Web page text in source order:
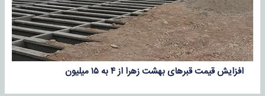
افزایش قیمت قبرهای بهشت زهرا از ۴ به ۱۵ میلیون